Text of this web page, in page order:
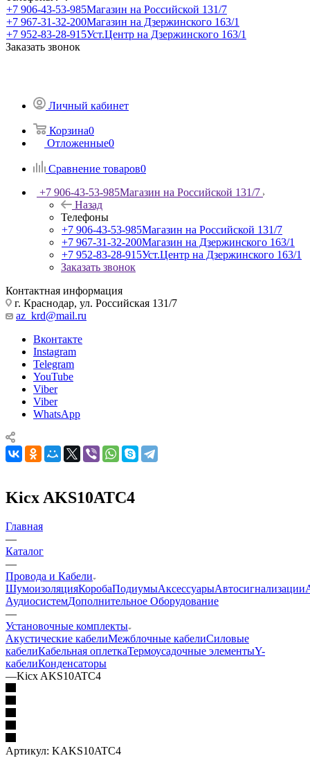
+7 906-43-53-985Магазин на Российской 131/7
+7 967-31-32-200Магазин на Дзержинского 163/1
+7 952-83-28-915Уст.Центр на Дзержинского 163/1
Заказать звонок
Личный кабинет
Корзина0
Отложенные0
Сравнение товаров0
+7 906-43-53-985Магазин на Российской 131/7
Назад
Телефоны
+7 906-43-53-985Магазин на Российской 131/7
+7 967-31-32-200Магазин на Дзержинского 163/1
+7 952-83-28-915Уст.Центр на Дзержинского 163/1
Заказать звонок
Контактная информация
г. Краснодар, ул. Российская 131/7
az_krd@mail.ru
Вконтакте
Instagram
Telegram
YouTube
Viber
Viber
WhatsApp
Kicx AKS10ATC4
Главная
—
Каталог
—
Провода и Кабели
ШумоизоляцияКоробаПодиумыАксессуарыАвтосигнализации
АудиосистемДополнительное Оборудование
—
Установочные комплекты
Акустические кабелиМежблочные кабелиСиловые
кабелиКабельная оплеткаТермоусадочные элементыY-
кабелиКонденсаторы
—Kicx AKS10ATC4
Артикул: KAKS10ATC4